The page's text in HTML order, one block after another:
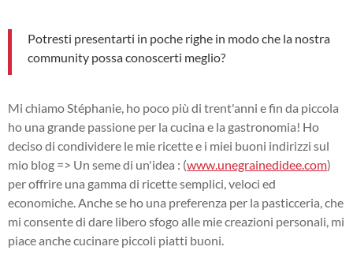
Potresti presentarti in poche righe in modo che la nostra
community possa conoscerti meglio?
Mi chiamo Stéphanie, ho poco più di trent'anni e fin da piccola
ho una grande passione per la cucina e la gastronomia! Ho
deciso di condividere le mie ricette e i miei buoni indirizzi sul
mio blog => Un seme di un'idea : (www.unegrainedidee.com)
per offrire una gamma di ricette semplici, veloci ed
economiche. Anche se ho una preferenza per la pasticceria, che
mi consente di dare libero sfogo alle mie creazioni personali, mi
piace anche cucinare piccoli piatti buoni.